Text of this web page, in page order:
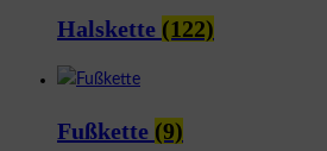
Halskette (122)
Fußkette (9)